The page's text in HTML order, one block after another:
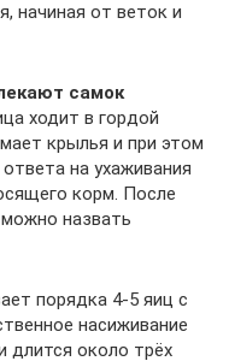
начиная от веток и
самок
ходит в гордой
крылья и при этом
на ухаживания
корм. После
назвать
порядка 4-5 яиц с
насиживание
длится около трёх